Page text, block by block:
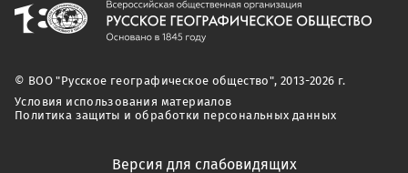
© ВОО "Русское географическое общество", 2013-2026 г.
Условия использования материалов
Политика защиты и обработки персональных данных
Версия для слабовидящих